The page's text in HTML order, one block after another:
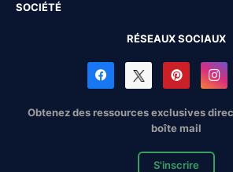
SOCIÉTÉ
RÉSEAUX SOCIAUX
Obtenez des ressources exclusives
boîte mail
S'inscrire